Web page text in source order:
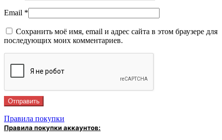
Email *
Сохранить моё имя, email и адрес сайта в этом браузере для
последующих моих комментариев.
Правила покупки
Правила покупки аккаунтов: